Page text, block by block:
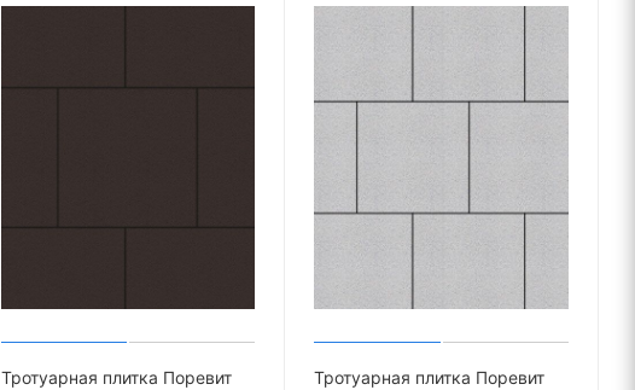
Тротуарная плитка Поревит
Тротуарная плитка Поревит